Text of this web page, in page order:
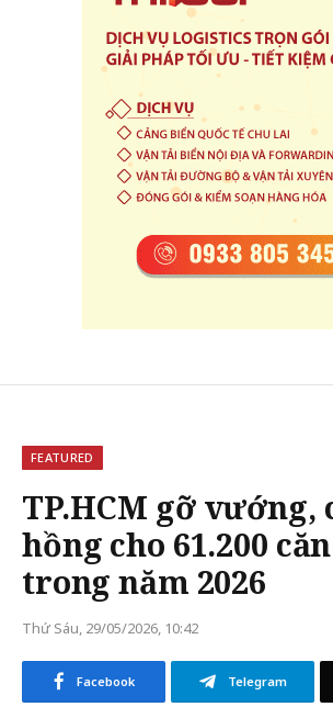
FEATURED
TP.HCM gỡ vướng,
hồng cho 61.200
trong năm 2026
Thứ Sáu, 29/05/2026, 10:42
Facebook Telegram